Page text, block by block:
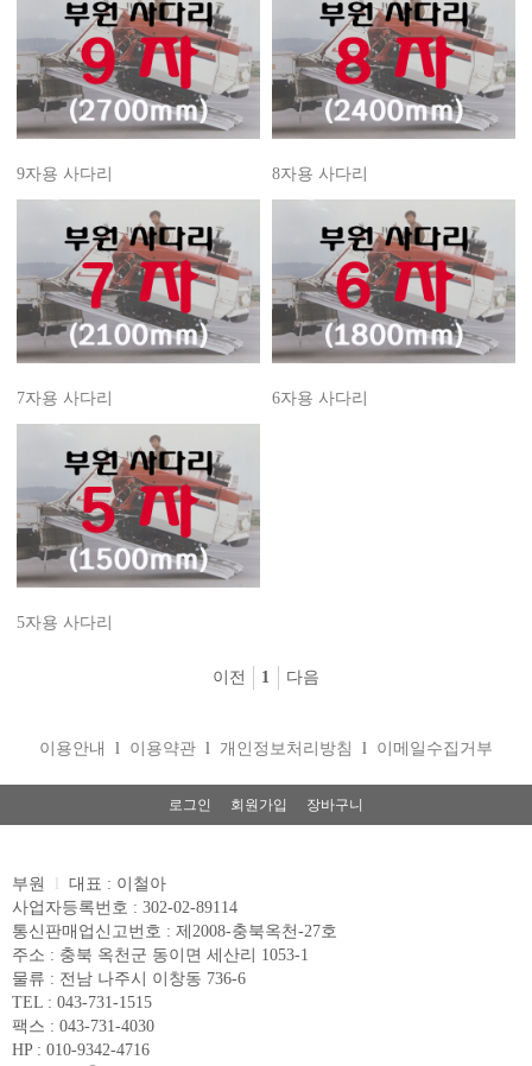
9자용 사다리 8자용 사다리
7자용 사다리 6자용 사다리
5자용 사다리
이전 1 다음
이용안내 l 이용약관 l 개인정보처리방침 l 이메일수집거부
로그인 회원가입 장바구니
부원 l
대표 : 이철아
사업자등록번호 : 302-02-89114
통신판매업신고번호 : 제2008-충북옥천-27호
주소 : 충북 옥천군 동이면 세산리 1053-1
물류 : 전남 나주시 이창동 736-6
TEL : 043-731-1515
팩스 : 043-731-4030
HP : 010-9342-4716